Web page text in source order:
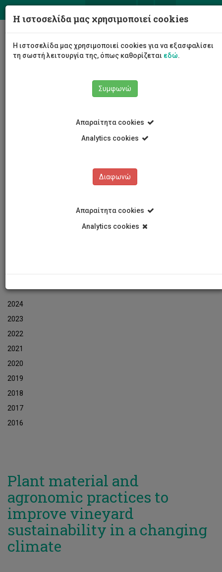
2024
2023
2022
2021
2020
2019
2018
2017
2016
Plant material and
agronomic practices to
improve vineyard
sustainability in a changing
climate
Η ιστοσελίδα μας χρησιμοποιεί cookies
Η ιστοσελίδα μας χρησιμοποιεί cookies για να εξασφαλίσει
τη σωστή λειτουργία της, όπως καθορίζεται εδώ.
Συμφωνώ
Απαραίτητα cookies
Analytics cookies
Διαφωνώ
Απαραίτητα cookies
Analytics cookies